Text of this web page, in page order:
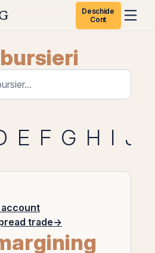
Deschide
Cont
E F G H I J
trade→